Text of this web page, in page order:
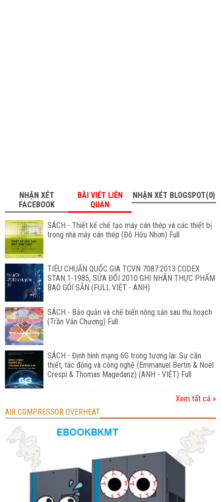
NHẬN XÉT
FACEBOOK
BÀI VIẾT LIÊN
QUAN
NHẬN XÉT BLOGSPOT(0)
SÁCH - Thiết kế chế tạo máy cán thép và các thiết bị
trong nhà máy cán thép (Đỗ Hữu Nhơn) Full
TIÊU CHUẨN QUỐC GIA TCVN 7087:2013 CODEX
STAN 1-1985, SỬA ĐỔI 2010 GHI NHÃN THỰC PHẨM
BAO GÓI SẴN (FULL VIỆT - ANH)
SÁCH - Bảo quản và chế biến nông sản sau thu hoạch
(Trần Văn Chương) Full
SÁCH - Định hình mạng 6G trong tương lai: Sự cần
thiết, tác động và công nghệ (Emmanuel Bertin & Noël
Crespi & Thomas Magedanz) (ANH - VIỆT) Full
Xem tất cả »
AIR COMPRESSOR OVERHEAT